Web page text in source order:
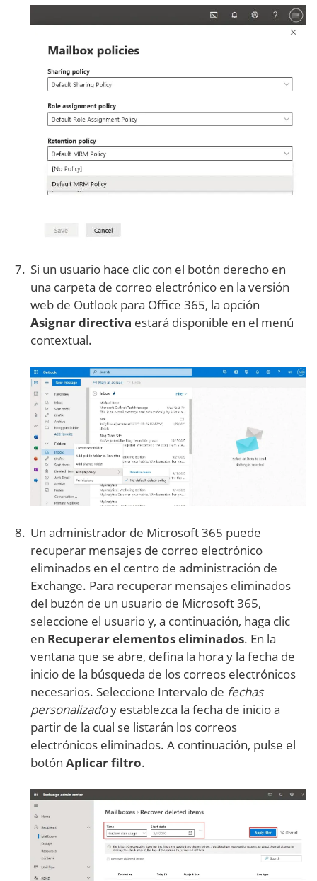
Si un usuario hace clic con el botón derecho en
una carpeta de correo electrónico en la versión
web de Outlook para Office 365, la opción
Asignar directiva estará disponible en el menú
contextual.
Un administrador de Microsoft 365 puede
recuperar mensajes de correo electrónico
eliminados en el centro de administración de
Exchange. Para recuperar mensajes eliminados
del buzón de un usuario de Microsoft 365,
seleccione el usuario y, a continuación, haga clic
en Recuperar elementos eliminados. En la
ventana que se abre, defina la hora y la fecha de
inicio de la búsqueda de los correos electrónicos
necesarios. Seleccione Intervalo de fechas
personalizadoy establezca la fecha de inicio a
partir de la cual se listarán los correos
electrónicos eliminados. A continuación, pulse el
botón Aplicar filtro.